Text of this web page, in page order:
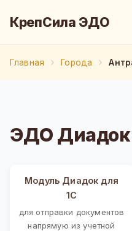
КрепСила ЭДО
Главная Города
ЭДО Диадок
Модуль Диадок для
1С
для отправки документов
напрямую из учетной